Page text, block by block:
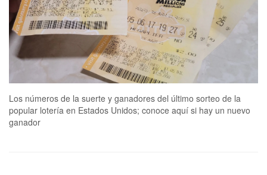
Los números de la suerte y ganadores del último sorteo de la
popular lotería en Estados Unidos; conoce aquí si hay un nuevo
ganador